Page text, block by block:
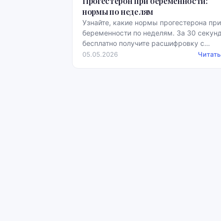
нормы по неделям
Узнайте, какие нормы прогестерона при
беременности по неделям. За 30
бесплатно получите расшифровку с
примерами норм.
05.05.2026